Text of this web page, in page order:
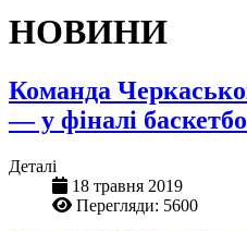
НОВИНИ
Команда
— у фіналі
Деталі
18 травня 2019
Перегляди: 5600